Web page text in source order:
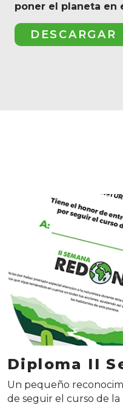
poner el planeta en
DESCARGAR
Diploma II
Un pequeño
de seguir el curso de la